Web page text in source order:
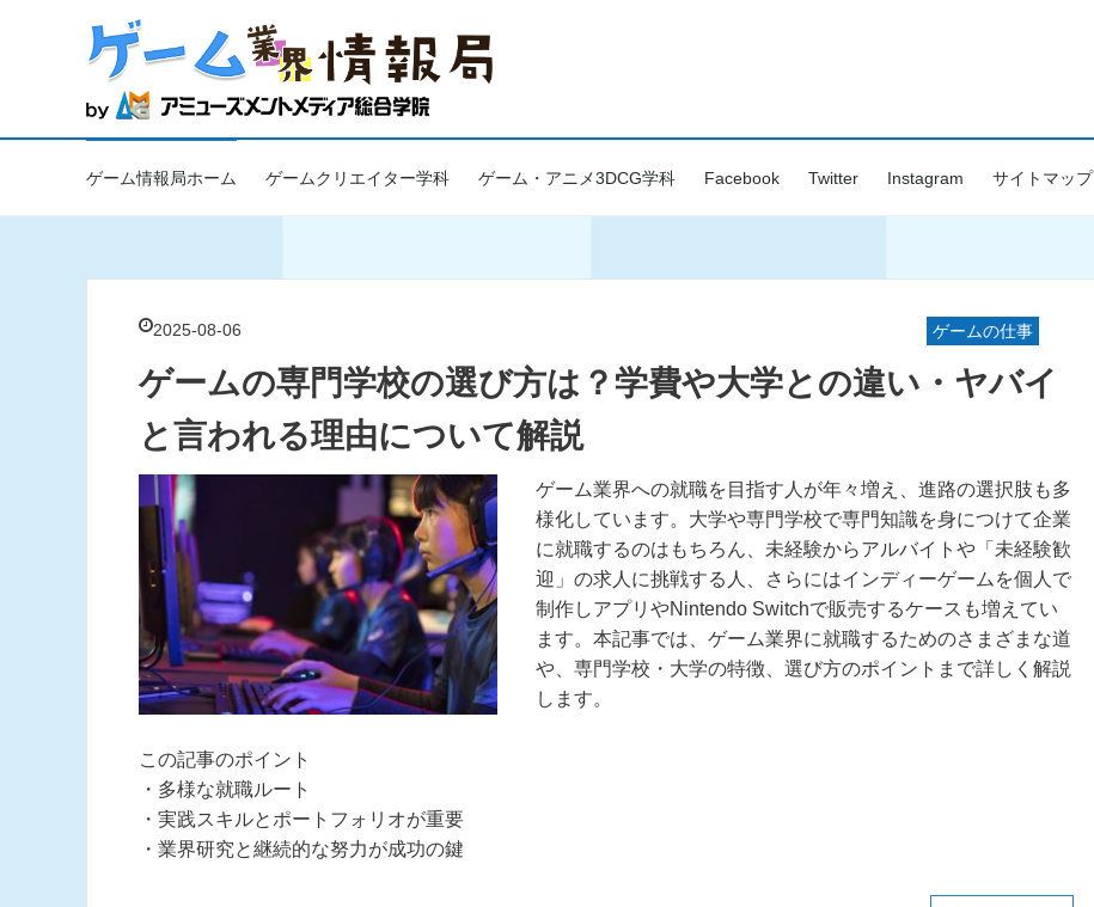
ゲーム情報局ホーム ゲームクリエイター学科 ゲーム・アニメ3DCG学科 Facebook Twitter Instagram サイトマップ
2025-08-06 ゲームの仕事
ゲームの専門学校の選び方は？学費や大学との違い・ヤバイ
と言われる理由について解説
ゲーム業界への就職を目指す人が年々増え、進路の選択肢も多
様化しています。大学や専門学校で専門知識を身につけて企業
に就職するのはもちろん、未経験からアルバイトや「未経験歓
迎」の求人に挑戦する人、さらにはインディーゲームを個人で
制作しアプリやNintendo Switchで販売するケースも増えてい
ます。本記事では、ゲーム業界に就職するためのさまざまな道
や、専門学校・大学の特徴、選び方のポイントまで詳しく解説
します。
この記事のポイント
・多様な就職ルート
・実践スキルとポートフォリオが重要
・業界研究と継続的な努力が成功の鍵